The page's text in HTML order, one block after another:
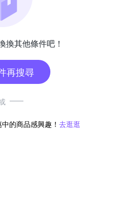
換其他條件吧！
再搜尋
的商品感興趣！ 去逛逛